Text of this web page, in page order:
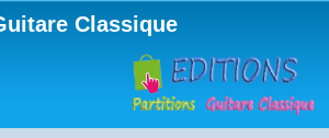
Classique